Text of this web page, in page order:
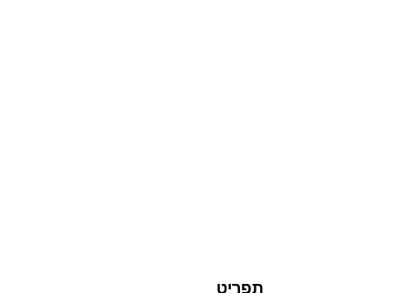
תפריט